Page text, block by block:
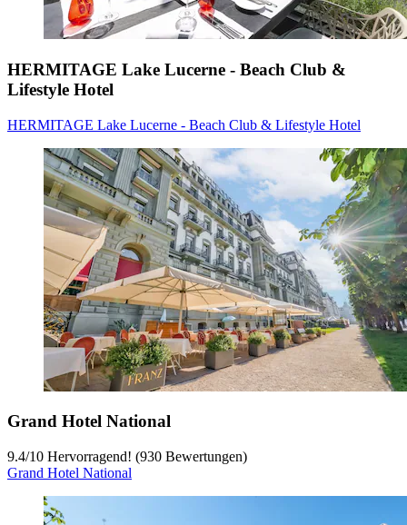
HERMITAGE Lake Lucerne - Beach Club &
Lifestyle Hotel
HERMITAGE Lake Lucerne - Beach Club & Lifestyle Hotel
Grand Hotel National
9.4/10 Hervorragend! (930 Bewertungen)
Grand Hotel National